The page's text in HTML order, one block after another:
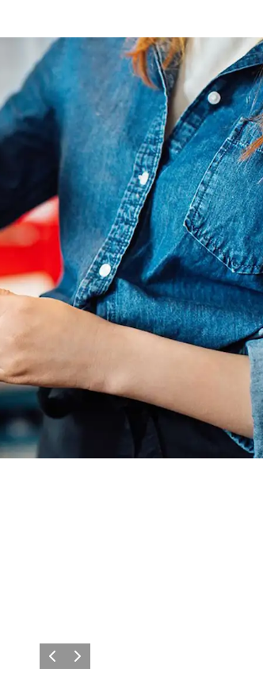
ForrigeNæste